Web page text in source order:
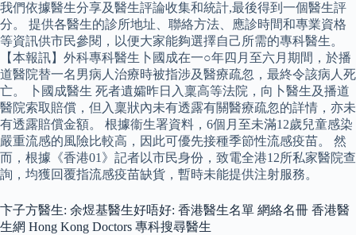
我們依據醫生分享及醫生評論收集和統計,最後得到一個醫生評
分。 提供各醫生的診所地址、聯絡方法、應診時間和專業資格
等資訊供市民參閱，以便大家能夠選擇自己所需的專科醫生。
【本報訊】外科專科醫生卜國成在一○年四月至六月期間，於播
道醫院替一名男病人治療時被指涉及醫療疏忽，最終令該病人死
亡。 卜國成醫生 死者遺孀昨日入稟高等法院，向卜醫生及播道
醫院索取賠償，但入稟狀內未有透露有關醫療疏忽的詳情，亦未
有透露賠償金額。 根據衞生署資料，6個月至未滿12歲兒童感染
嚴重流感的風險比較高，因此可優先接種季節性流感疫苗。 然
而，根據《香港01》記者以市民身份，致電全港12所私家醫院查
詢，均獲回覆指流感疫苗缺貨，暫時未能提供注射服務。
卞子方醫生: 余煜基醫生好唔好: 香港醫生名單 網絡名冊 香港醫
生網 Hong Kong Doctors 專科搜尋醫生